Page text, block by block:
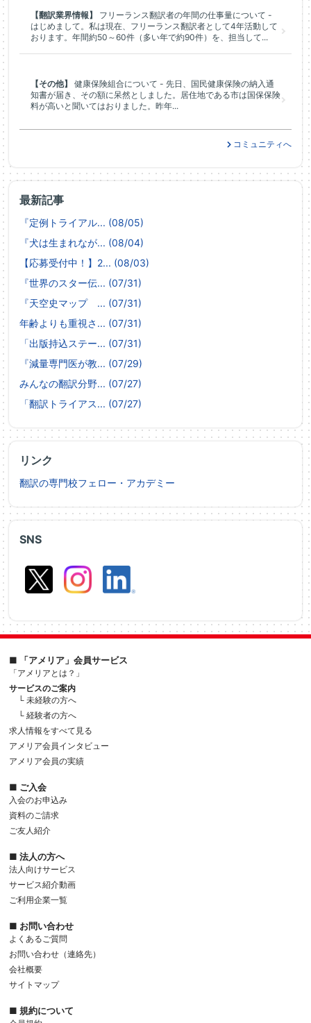
SNS
最新記事
『定例トライアル... (08/05)
『犬は生まれなが... (08/04)
【応募受付中！】2... (08/03)
『世界のスター伝... (07/31)
『天空史マップ ... (07/31)
年齢よりも重視さ... (07/31)
「出版持込ステー... (07/31)
『減量専門医が教... (07/29)
みんなの翻訳分野... (07/27)
「翻訳トライアス... (07/27)
リンク
翻訳の専門校フェロー・アカデミー
【翻訳業界情報】
フリーランス翻訳者の年間の仕事量について -
はじめまして。私は現在、フリーランス翻訳者として4年活動して
おります。年間約50～60件（多い年で約90件）を、担当して...
【その他】
健康保険組合について - 先日、国民健康保険の納入通
知書が届き、その額に呆然としました。居住地である市は国保保険
料が高いと聞いてはおりました。昨年...
コミュニティへ
■ 「アメリア」会員サービス
「アメリアとは？」
サービスのご案内
└ 未経験の方へ
└ 経験者の方へ
求人情報をすべて見る
アメリア会員インタビュー
アメリア会員の実績
■ ご入会
入会のお申込み
資料のご請求
ご友人紹介
■ 法人の方へ
法人向けサービス
サービス紹介動画
ご利用企業一覧
■ お問い合わせ
よくあるご質問
お問い合わせ（連絡先）
会社概要
サイトマップ
■ 規約について